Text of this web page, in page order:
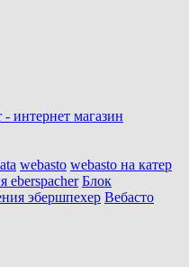
интернет магазин
webasto webasto на катер
eberspacher Блок
эбершпехер Вебасто